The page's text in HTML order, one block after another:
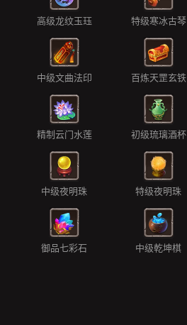
高级龙纹玉珏 特级寒冰古琴
中级文曲法印 百炼天罡玄铁
精制云门水莲 初级琉璃酒杯
中级夜明珠 特级夜明珠
御品七彩石 中级乾坤棋